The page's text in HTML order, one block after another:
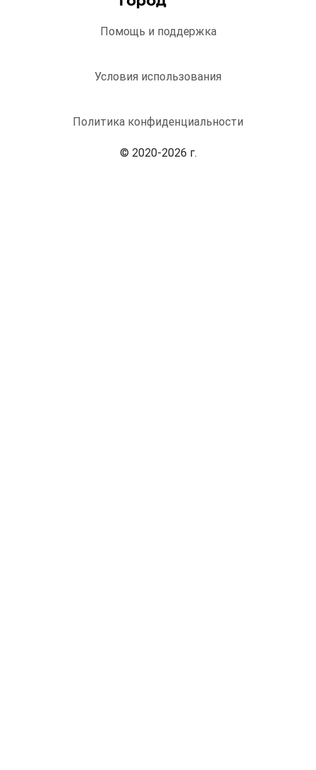
Помощь и поддержка
Условия использования
Политика конфиденциальности
© 2020-2026 г.